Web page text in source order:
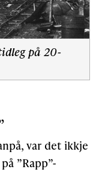
på 20-
var det ikkje
”Rapp”-